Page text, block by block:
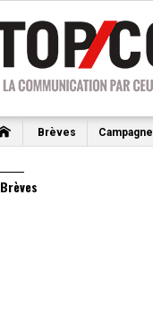
Brèves Campagne
Brèves